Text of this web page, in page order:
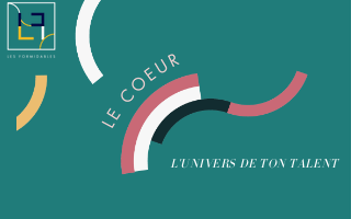
L'UNIVERS DE TON TALENT